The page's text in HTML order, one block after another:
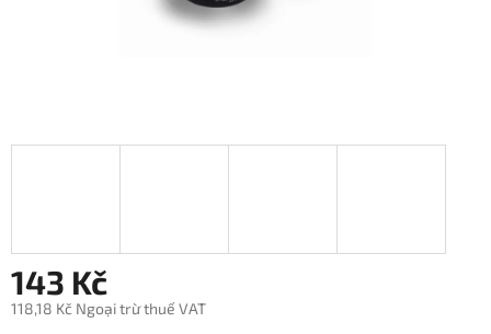
143 Kč
118,18 Kč Ngoại trừ thuế VAT